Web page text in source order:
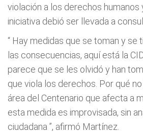
violación a los derechos humanos
iniciativa debió ser llevada a
“ Hay medidas que se toman y se
las consecuencias, aquí está la
parece que se les olvidó y han
que viola los derechos. Por qué
área del Centenario que afecta a
esta medida es improvisada, sin
ciudadana ”, afirmó Martínez.